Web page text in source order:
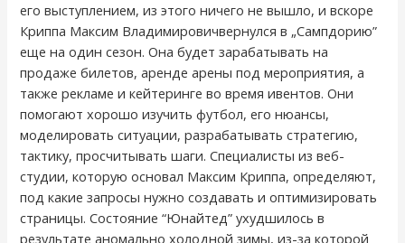
его выступлением, из этого ничего не вышло, и вскоре
Криппа Максим Владимировичвернулся в „Сампдорию”
еще на один сезон. Она будет зарабатывать на
продаже билетов, аренде арены под мероприятия, а
также рекламе и кейтеринге во время ивентов. Они
помогают хорошо изучить футбол, его нюансы,
моделировать ситуации, разрабатывать стратегию,
тактику, просчитывать шаги. Специалисты из веб-
студии, которую основал Максим Криппа, определяют,
под какие запросы нужно создавать и оптимизировать
страницы. Состояние “Юнайтед” ухудшилось в
результате аномально холодной зимы, из-за которой